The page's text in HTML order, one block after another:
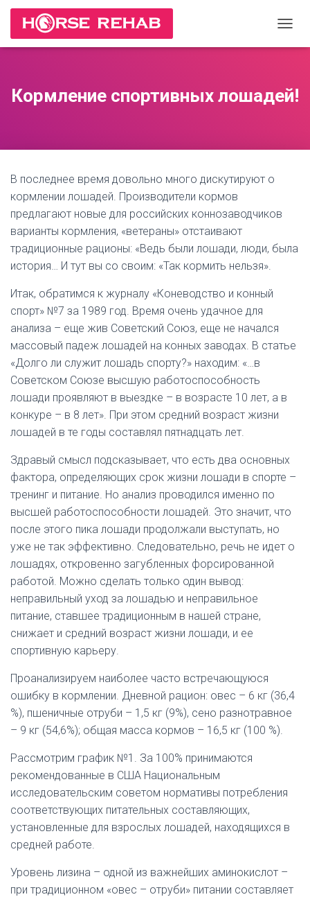
Е
К
Л
Т
А
Кормление спортивных лошадей!
В последнее время довольно много дискутируют о
кормлении лошадей. Производители кормов
предлагают новые для российских коннозаводчиков
варианты кормления, «ветераны» отстаивают
традиционные рационы: «Ведь были лошади, люди, была
история… И тут вы со своим: «Так кормить нельзя».
Итак, обратимся к журналу «Коневодство и конный
спорт» №7 за 1989 год. Время очень удачное для
анализа – еще жив Советский Союз, еще не начался
массовый падеж лошадей на конных заводах. В статье
«Долго ли служит лошадь спорту?» находим: «…в
Советском Союзе высшую работоспособность
лошади проявляют в выездке – в возрасте 10 лет, а в
конкуре – в 8 лет». При этом средний возраст жизни
лошадей в те годы составлял пятнадцать лет.
Здравый смысл подсказывает, что есть два основных
фактора, определяющих срок жизни лошади в спорте –
тренинг и питание. Но анализ проводился именно по
высшей работоспособности лошадей. Это значит, что
после этого пика лошади продолжали выступать, но
уже не так эффективно. Следовательно, речь не идет о
лошадях, откровенно загубленных форсированной
работой. Можно сделать только один вывод:
неправильный уход за лошадью и неправильное
питание, ставшее традиционным в нашей стране,
снижает и средний возраст жизни лошади, и ее
спортивную карьеру.
Проанализируем наиболее часто встречающуюся
ошибку в кормлении. Дневной рацион: овес – 6 кг (36,4
%), пшеничные отруби – 1,5 кг (9%), сено разнотравное
– 9 кг (54,6%); общая масса кормов – 16,5 кг (100 %).
Рассмотрим график №1. За 100% принимаются
рекомендованные в США Национальным
исследовательским советом нормативы потребления
соответствующих питательных составляющих,
установленные для взрослых лошадей, находящихся в
средней работе.
Уровень лизина – одной из важнейших аминокислот –
при традиционном «овес – отруби» питании составляет